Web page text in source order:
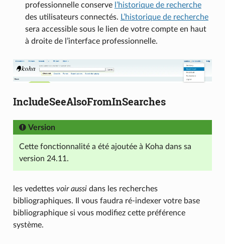
professionnelle conserve l’historique de recherche
des utilisateurs connectés. L’historique de recherche
sera accessible sous le lien de votre compte en haut
à droite de l’interface professionnelle.
IncludeSeeAlsoFromInSearches
Version
Cette fonctionnalité a été ajoutée à Koha dans sa
version 24.11.
les vedettes voir aussidans les recherches
bibliographiques. Il vous faudra ré-indexer votre base
bibliographique si vous modifiez cette préférence
système.